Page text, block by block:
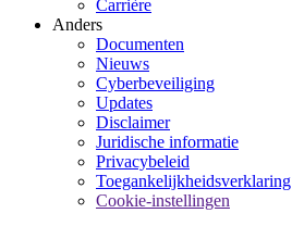
Carrière
Anders
Documenten
Nieuws
Cyberbeveiliging
Updates
Disclaimer
Juridische informatie
Privacybeleid
Toegankelijkheidsverklaring
Cookie-instellingen